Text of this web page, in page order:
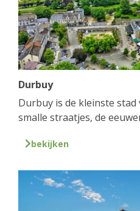
Durbuy
Durbuy is de kleinste stad
smalle straatjes, de
bekijken